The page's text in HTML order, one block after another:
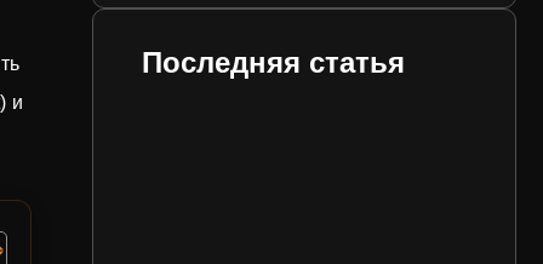
и
Последняя статья